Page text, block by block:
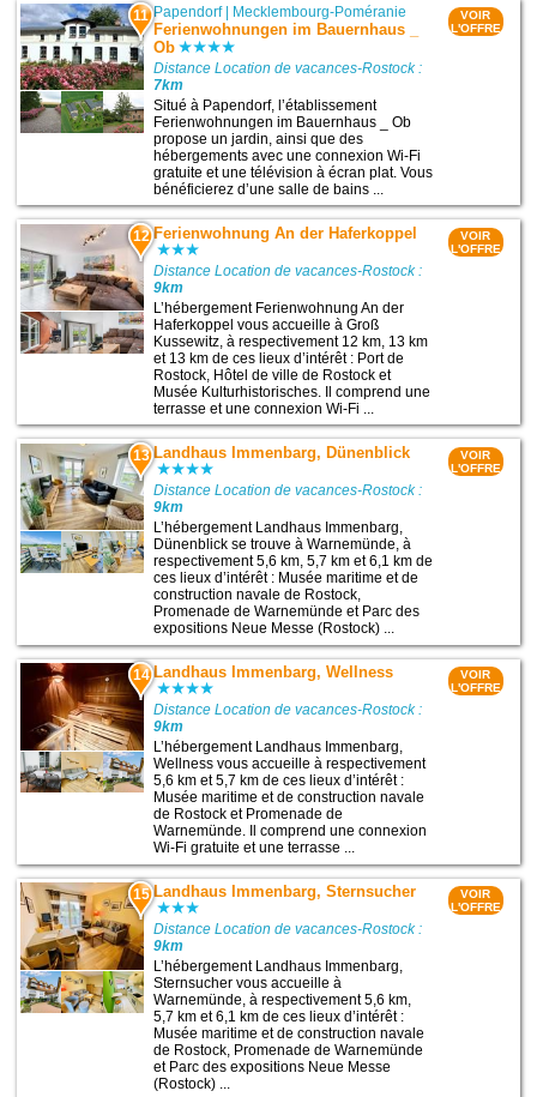
11 Papendorf| Mecklembourg-Poméranie
Ferienwohnungen im Bauernhaus _
Ob
Distance Location de vacances-Rostock :
7km
Situé à Papendorf, l’établissement
Ferienwohnungen im Bauernhaus _ Ob
propose un jardin, ainsi que des
hébergements avec une connexion Wi-Fi
gratuite et une télévision à écran plat. Vous
bénéficierez d’une salle de bains ...
VOIR
L'OFFRE
12 Ferienwohnung An der Haferkoppel
Distance Location de vacances-Rostock :
9km
L’hébergement Ferienwohnung An der
Haferkoppel vous accueille à Groß
Kussewitz, à respectivement 12 km, 13 km
et 13 km de ces lieux d’intérêt : Port de
Rostock, Hôtel de ville de Rostock et
Musée Kulturhistorisches. Il comprend une
terrasse et une connexion Wi-Fi ...
VOIR
L'OFFRE
13 Landhaus Immenbarg, Dünenblick
Distance Location de vacances-Rostock :
9km
L’hébergement Landhaus Immenbarg,
Dünenblick se trouve à Warnemünde, à
respectivement 5,6 km, 5,7 km et 6,1 km de
ces lieux d’intérêt : Musée maritime et de
construction navale de Rostock,
Promenade de Warnemünde et Parc des
expositions Neue Messe (Rostock) ...
VOIR
L'OFFRE
14 Landhaus Immenbarg, Wellness
Distance Location de vacances-Rostock :
9km
L’hébergement Landhaus Immenbarg,
Wellness vous accueille à respectivement
5,6 km et 5,7 km de ces lieux d’intérêt :
Musée maritime et de construction navale
de Rostock et Promenade de
Warnemünde. Il comprend une connexion
Wi-Fi gratuite et une terrasse ...
VOIR
L'OFFRE
15 Landhaus Immenbarg, Sternsucher
Distance Location de vacances-Rostock :
9km
L’hébergement Landhaus Immenbarg,
Sternsucher vous accueille à
Warnemünde, à respectivement 5,6 km,
5,7 km et 6,1 km de ces lieux d’intérêt :
Musée maritime et de construction navale
de Rostock, Promenade de Warnemünde
et Parc des expositions Neue Messe
(Rostock) ...
VOIR
L'OFFRE